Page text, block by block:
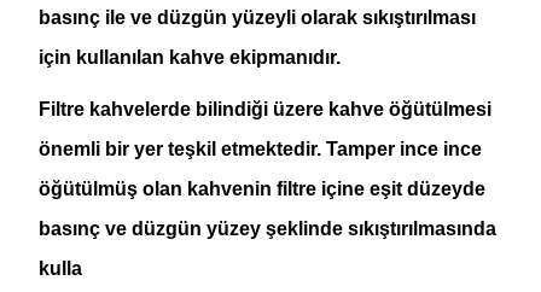
basınç ile ve düzgün yüzeyli olarak sıkıştırılması
için kullanılan kahve ekipmanıdır.
Filtre kahvelerde bilindiği üzere kahve öğütülmesi
önemli bir yer teşkil etmektedir. Tamper ince ince
öğütülmüş olan kahvenin filtre içine eşit düzeyde
basınç ve düzgün yüzey şeklinde sıkıştırılmasında
kulla